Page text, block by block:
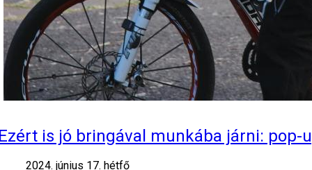
is jó bringával munkába járni: pop-
2024. június 17. hétfő